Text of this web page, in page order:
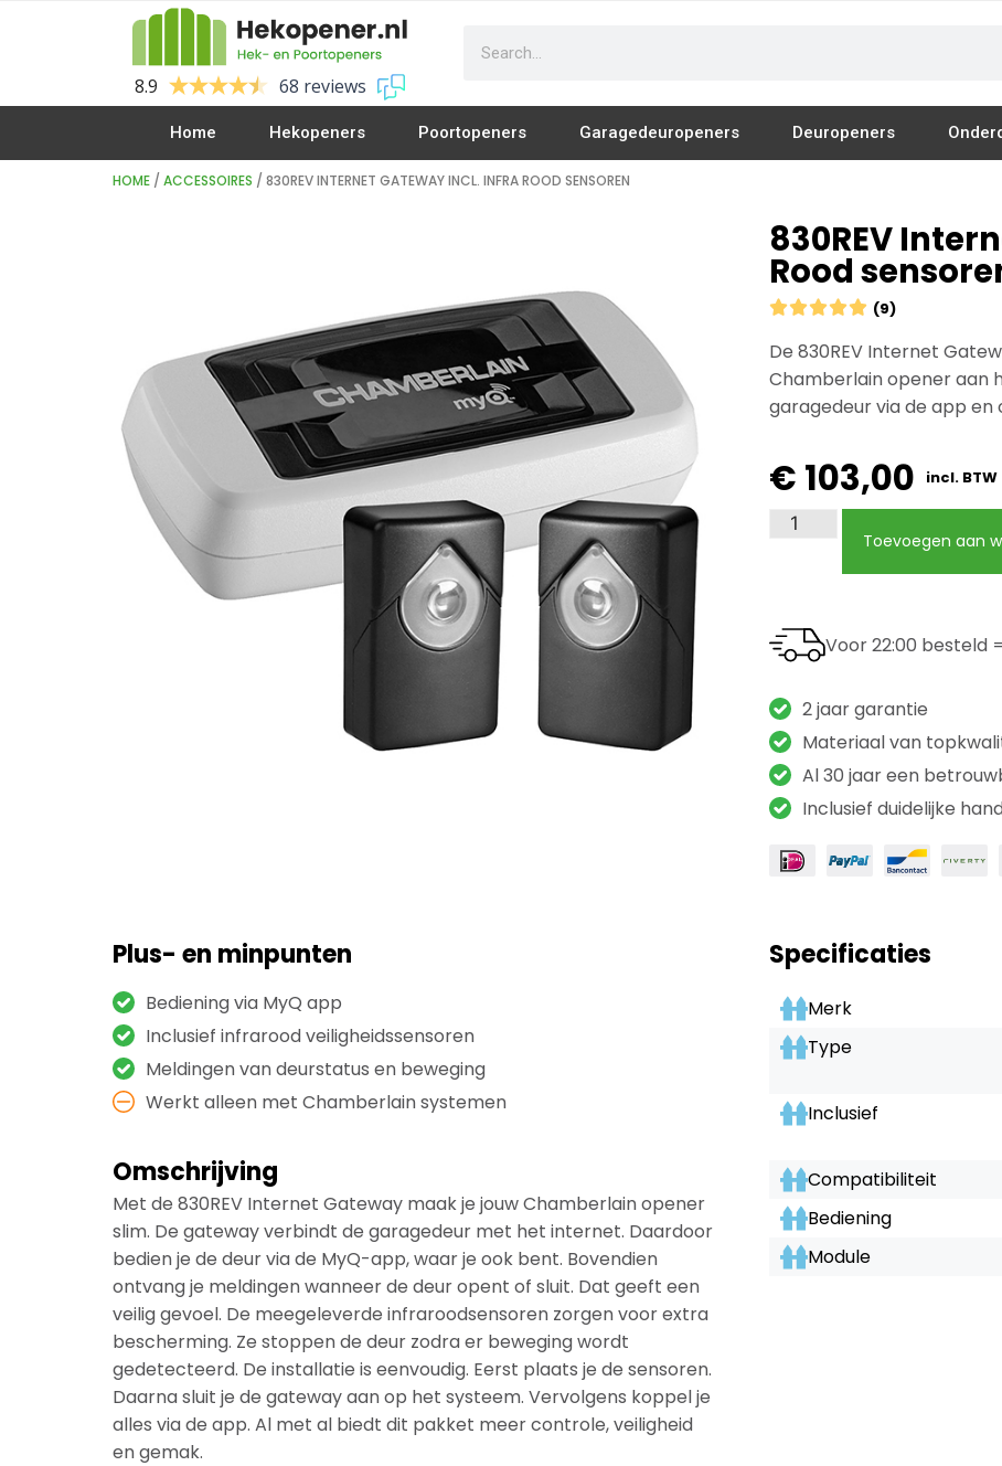
8.9 68 reviews
Home Hekopeners
Vleugelhek Openers Schuifhek Openers
Poortopeners
Vleugelpoort Openers Schuifpoort Openers
Garagedeuropeners
Openslaande deuren
Deuropeners
HOME / ACCESSOIRES / 830REV INTERNET GATEWAY INCL. INFRA ROOD SENSOREN
830REV
Rood
 (9)
De 830REV Internet
Chamberlain opener aan
garagedeur via de app en
€ 103,00 incl. BTW
Toevoegen aan
Voor 22:00 besteld
2 jaar garantie
Materiaal van
Al 30 jaar een
Inclusief duidelijke
Plus- en minpunten
Bediening via MyQ app
Inclusief infrarood veiligheidssensoren
Meldingen van deurstatus en beweging
Werkt alleen met Chamberlain systemen
Omschrijving
Met de 830REV Internet Gateway maak je jouw Chamberlain opener
slim. De gateway verbindt de garagedeur met het internet. Daardoor
bedien je de deur via de MyQ-app, waar je ook bent. Bovendien
ontvang je meldingen wanneer de deur opent of sluit. Dat geeft een
veilig gevoel. De meegeleverde infraroodsensoren zorgen voor extra
bescherming. Ze stoppen de deur zodra er beweging wordt
gedetecteerd. De installatie is eenvoudig. Eerst plaats je de sensoren.
Daarna sluit je de gateway aan op het systeem. Vervolgens koppel je
alles via de app. Al met al biedt dit pakket meer controle, veiligheid
en gemak.
Specificaties
Merk
Type
Inclusief
Compatibiliteit
Bediening
Module